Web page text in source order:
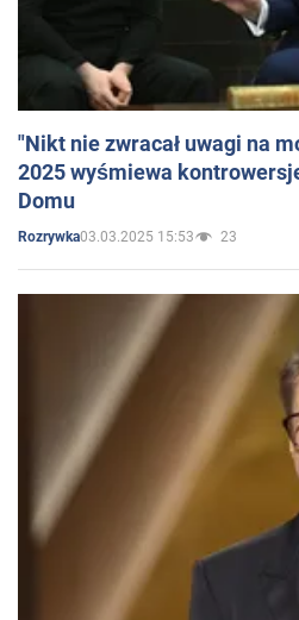
"Nikt nie zwracał uwagi na
2025 wyśmiewa
Domu
Rozrywka03.03.2025 15:53 23